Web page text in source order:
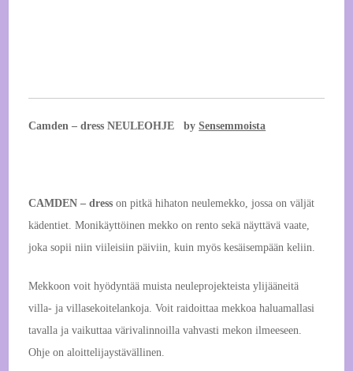
Camden – dress NEULEOHJE bySensemmoista
CAMDEN – dresson pitkä hihaton neulemekko, jossa on väljät
kädentiet. Monikäyttöinen mekko on rento sekä näyttävä vaate,
joka sopii niin viileisiin päiviin, kuin myös kesäisempään keliin.
Mekkoon voit hyödyntää muista neuleprojekteista ylijääneitä
villa- ja villasekoitelankoja. Voit raidoittaa mekkoa haluamallasi
tavalla ja vaikuttaa värivalinnoilla vahvasti mekon ilmeeseen.
Ohje on aloittelijaystävällinen.